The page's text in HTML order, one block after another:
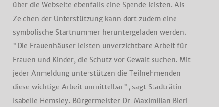
über die Webseite ebenfalls eine Spende leisten. Als
Zeichen der Unterstützung kann dort zudem eine
symbolische Startnummer heruntergeladen werden.
"Die Frauenhäuser leisten unverzichtbare Arbeit für
Frauen und Kinder, die Schutz vor Gewalt suchen. Mit
jeder Anmeldung unterstützen die Teilnehmenden
diese wichtige Arbeit unmittelbar", sagt Stadträtin
Isabelle Hemsley. Bürgermeister Dr. Maximilian Bieri